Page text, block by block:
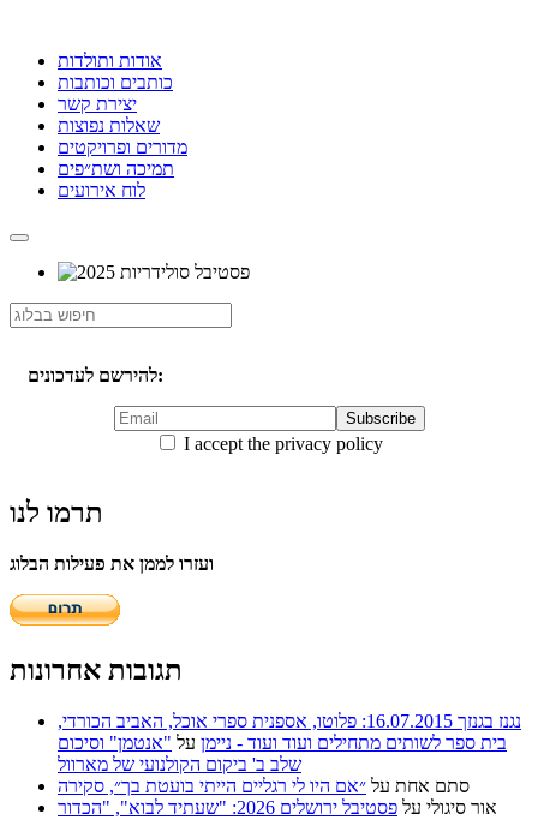
אודות ותולדות
כותבים וכותבות
יצירת קשר
שאלות נפוצות
מדורים ופרויקטים
תמיכה ושת״פים
לוח אירועים
להירשם לעדכונים:
I accept the privacy policy
תרמו לנו
ועזרו לממן את פעילות הבלוג
תגובות אחרונות
נגנז בגנזך 16.07.2015: פלוטו, אספנית ספרי אוכל, האביב הכורדי,
בית ספר לשותים מתחילים ועוד ועוד - ניימן על "אנטמן" וסיכום
שלב ב' ביקום הקולנועי של מארוול
סתם אחת על ״אם היו לי רגליים הייתי בועטת בך״, סקירה
אור סיגולי על
פסטיבל ירושלים 2026: "שעתיד לבוא", "הכדור